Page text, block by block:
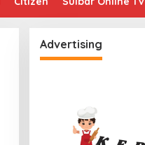
Advertising